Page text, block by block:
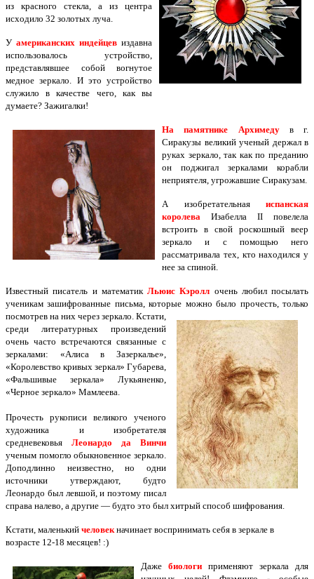
из красного стекла, а из центра
исходило 32 золотых луча.
У американских индейцев издавна
использовалось устройство,
представлявшее собой вогнутое
медное зеркало. И это устройство
служило в качестве чего, как вы
думаете? Зажигалки!
На памятнике Архимеду
в г.
Сиракузы великий ученый держал в
руках зеркало, так как по преданию
он поджигал зеркалами корабли
неприятеля, угрожавшие Сиракузам.
А изобретательная испанская
королева
Изабелла II повелела
встроить в свой роскошный веер
зеркало и с помощью него
рассматривала тех, кто находился у
нее за спиной.
Известный писатель и математик Льюис Кэролл очень любил посылать
ученикам зашифрованные письма, которые можнобыло прочесть, только
посмотрев на них через зеркало. Кстати,
среди литературных произведений
очень часто встречаются связанные с
зеркалами: «Алиса в Зазеркалье»,
«Королевство кривых зеркал» Губарева,
«Фальшивые зеркала» Лукьяненко,
«Черное зеркало» Мамлеева.
Прочесть рукописи великого ученого
художника и изобретателя
средневековья
Леонардо да Винчи
ученым помогло обыкновенное зеркало.
Доподлинно неизвестно, но одни
источники утверждают, будто
Леонардо был левшой, и поэтому писал
справа налево, а другие — будто это был хитрый способ шифрования.
Кстати, маленький человек начинает воспринимать себя в зеркале в
возрасте 12-18 месяцев! :)
Даже биологи применяют зеркала для